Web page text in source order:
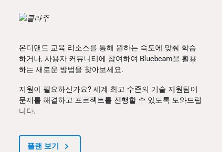
온디맨드 교육 리소스를 통해 원하는 속도에 맞춰 학습
하거나, 사용자 커뮤니티에 참여하여 Bluebeam을 활용
하는 새로운 방법을 찾아보세요.
지원이 필요하신가요? 세계 최고 수준의 기술 지원팀이
문제를 해결하고 프로젝트를 진행할 수 있도록 도와드립
니다.
플랜 보기